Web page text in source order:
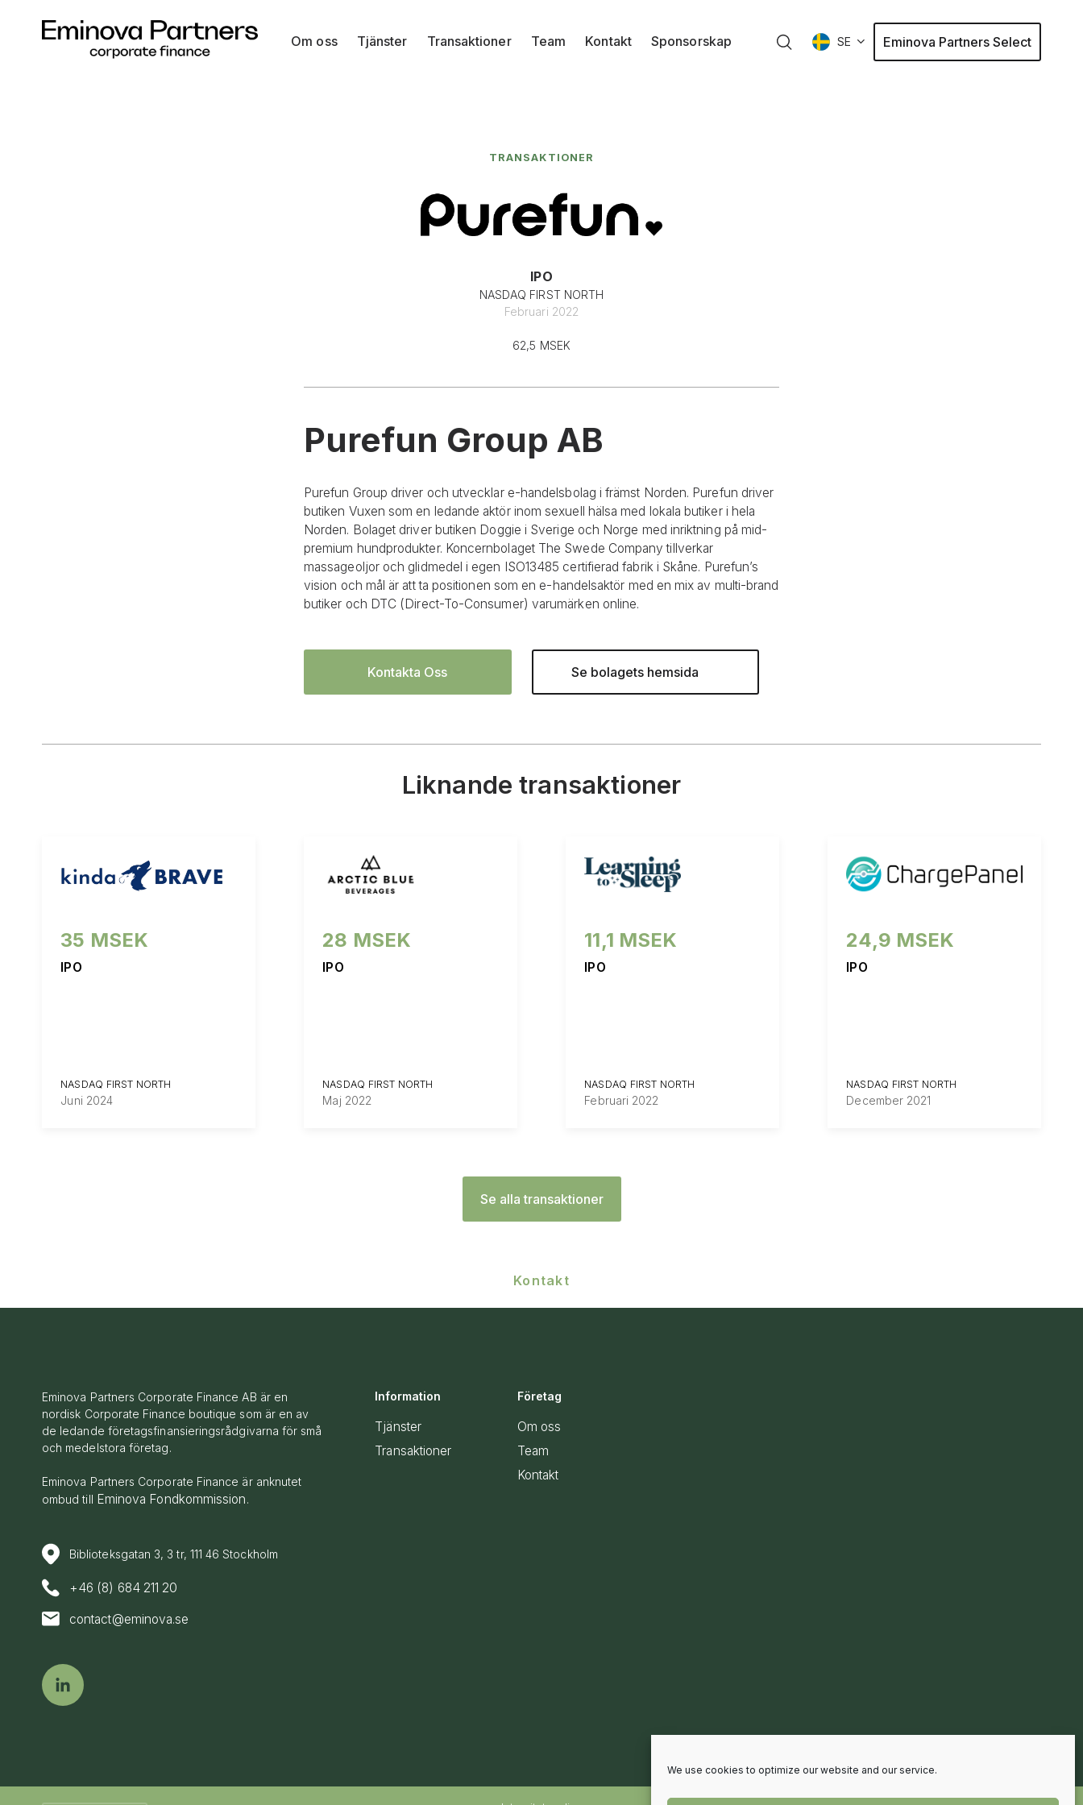
We use cookies to optimize our website and our service.
Om oss Tjänster Transaktioner Team Kontakt Sponsorskap SE Eminova Partners Select
TRANSAKTIONER
IPO
NASDAQ FIRST NORTH
Februari 2022
62,5 MSEK
Purefun Group AB
Purefun Group driver och utvecklar e-handelsbolag i främst Norden. Purefun driver
butiken Vuxen som en ledande aktör inom sexuell hälsa med lokala butiker i hela
Norden. Bolaget driver butiken Doggie i Sverige och Norge med inriktning på mid-
premium hundprodukter. Koncernbolaget The Swede Company tillverkar
massageoljor och glidmedel i egen ISO13485 certifierad fabrik i Skåne. Purefun’s
vision och mål är att ta positionen som en e-handelsaktör med en mix av multi-brand
butiker och DTC (Direct-To-Consumer) varumärken online.
Kontakta Oss Se bolagets hemsida
Liknande transaktioner
35 MSEK
IPO
NASDAQ FIRST NORTH
Juni 2024
28 MSEK
IPO
NASDAQ FIRST NORTH
Maj 2022
11,1 MSEK
IPO
NASDAQ FIRST NORTH
Februari 2022
24,9 MSEK
IPO
NASDAQ FIRST NORTH
December 2021
Se alla transaktioner
Kontakt
Eminova Partners Corporate Finance AB är en
nordisk Corporate Finance boutique som är en av
de ledande företagsfinansieringsrådgivarna för små
och medelstora företag.
Eminova Partners Corporate Finance är anknutet
ombud till Eminova Fondkommission.
Biblioteksgatan 3, 3 tr, 111 46 Stockholm
+46 (8) 684 211 20
contact@eminova.se
Information
Tjänster
Transaktioner
Företag
Om oss
Team
Kontakt